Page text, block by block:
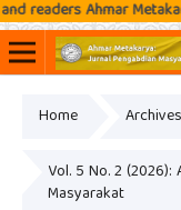
Ahmar Metakarya:
Home Archives
Vol. 5 No. 2 (2026):
Masyarakat